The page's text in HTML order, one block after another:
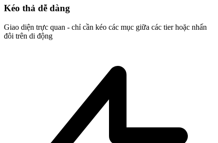
Kéo thả dễ dàng
Giao diện trực quan - chỉ cần kéo các mục giữa các tier hoặc nhấn
đôi trên di động